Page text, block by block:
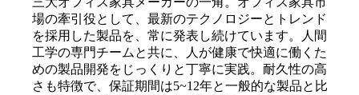
場の牽引役として、最新のテクノロジーとトレンド
を採用した製品を、常に発表し続けています。人間
工学の専門チームと共に、人が健康で快適に働くた
めの製品開発をじっくりと丁寧に実践。耐久性の高
さも特徴で、保証期間は5~12年と一般的な製品と比